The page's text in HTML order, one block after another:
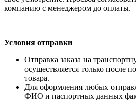
компанию с менеджером до оплаты.
Условия отправки
Отправка заказа на
осуществляется только после
товара.
Для оформления любых
ФИО и паспортных данных